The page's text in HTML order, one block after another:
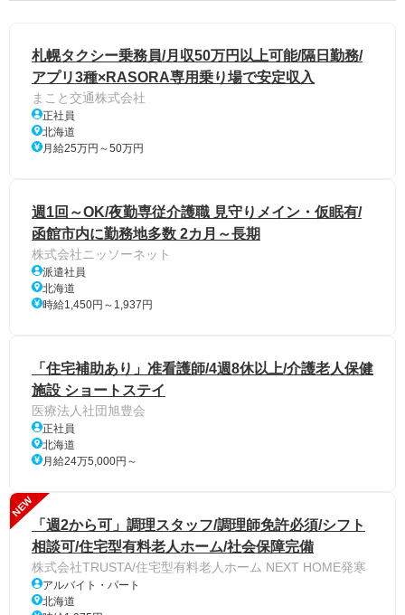
札幌タクシー乗務員/月収50万円以上可能/隔日勤務/
アプリ3種×RASORA専用乗り場で安定収入
まこと交通株式会社
正社員
北海道
月給25万円～50万円
週1回～OK/夜勤専従介護職 見守りメイン・仮眠有/
函館市内に勤務地多数 2カ月～長期
株式会社ニッソーネット
派遣社員
北海道
時給1,450円～1,937円
「住宅補助あり」准看護師/4週8休以上/介護老人保健
施設 ショートステイ
医療法人社団旭豊会
正社員
北海道
月給24万5,000円～
NEW
「週2から可」調理スタッフ/調理師免許必須/シフト
相談可/住宅型有料老人ホーム/社会保障完備
株式会社TRUSTA/住宅型有料老人ホーム NEXT HOME発寒
アルバイト・パート
北海道